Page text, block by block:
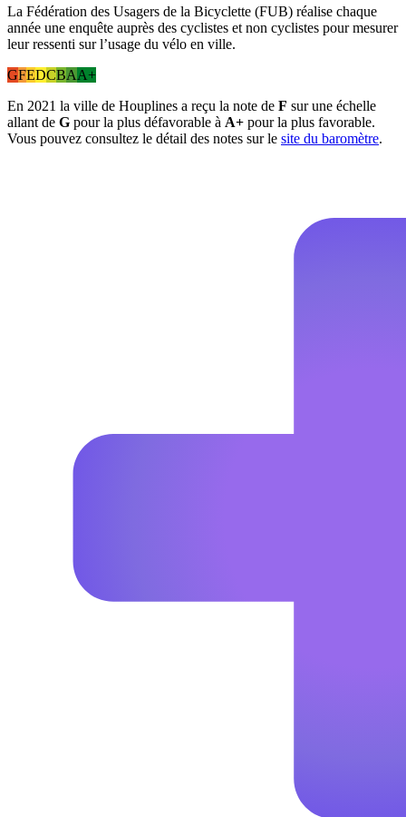
La Fédération des Usagers de la Bicyclette (FUB) réalise chaque
année une enquête auprès des cyclistes et non cyclistes pour mesurer
leur ressenti sur l’usage du vélo en ville.
GFEDCBAA+
En 2021 la ville de Houplines a reçu la note de F sur une échelle
allant de G pour la plus défavorable à A+ pour la plus favorable.
Vous pouvez consultez le détail des notes sur le site du baromètre.